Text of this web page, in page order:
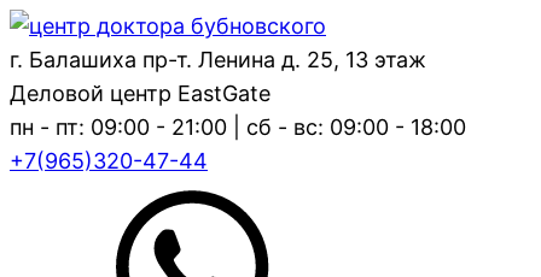
г. Балашиха пр-т. Ленина д. 25, 13 этаж
Деловой центр EastGate
пн - пт: 09:00 - 21:00 | сб - вс: 09:00 - 18:00
+7(965)320-47-44